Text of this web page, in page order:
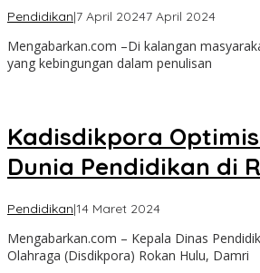
Pendidikan|7 April 20247 April 2024oleh
Mengabarkan.com –Di kalangan
yang kebingungan dalam penulisan
Kadisdikpora
Dunia Pendidikan di
Pendidikan|14 Maret 2024oleh
Mengabarkan.com – Kepala Dinas
Olahraga (Disdikpora) Rokan Hulu, Damri